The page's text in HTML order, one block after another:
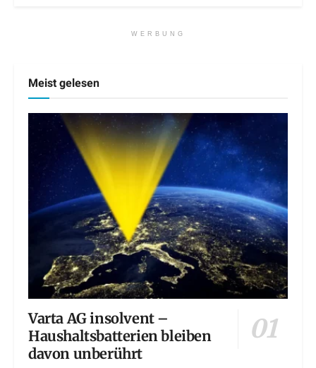
WERBUNG
Meist gelesen
Varta AG insolvent –
Haushaltsbatterien bleiben
davon unberührt